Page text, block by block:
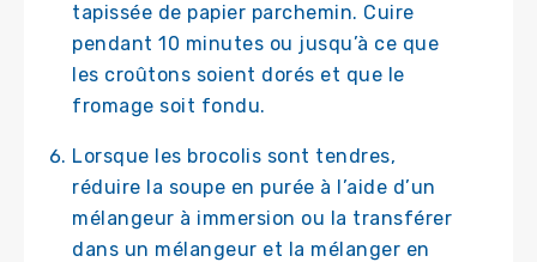
tapissée de papier parchemin. Cuire
pendant 10 minutes ou jusqu’à ce que
les croûtons soient dorés et que le
fromage soit fondu.
Lorsque les brocolis sont tendres,
réduire la soupe en purée à l’aide d’un
mélangeur à immersion ou la transférer
dans un mélangeur et la mélanger en